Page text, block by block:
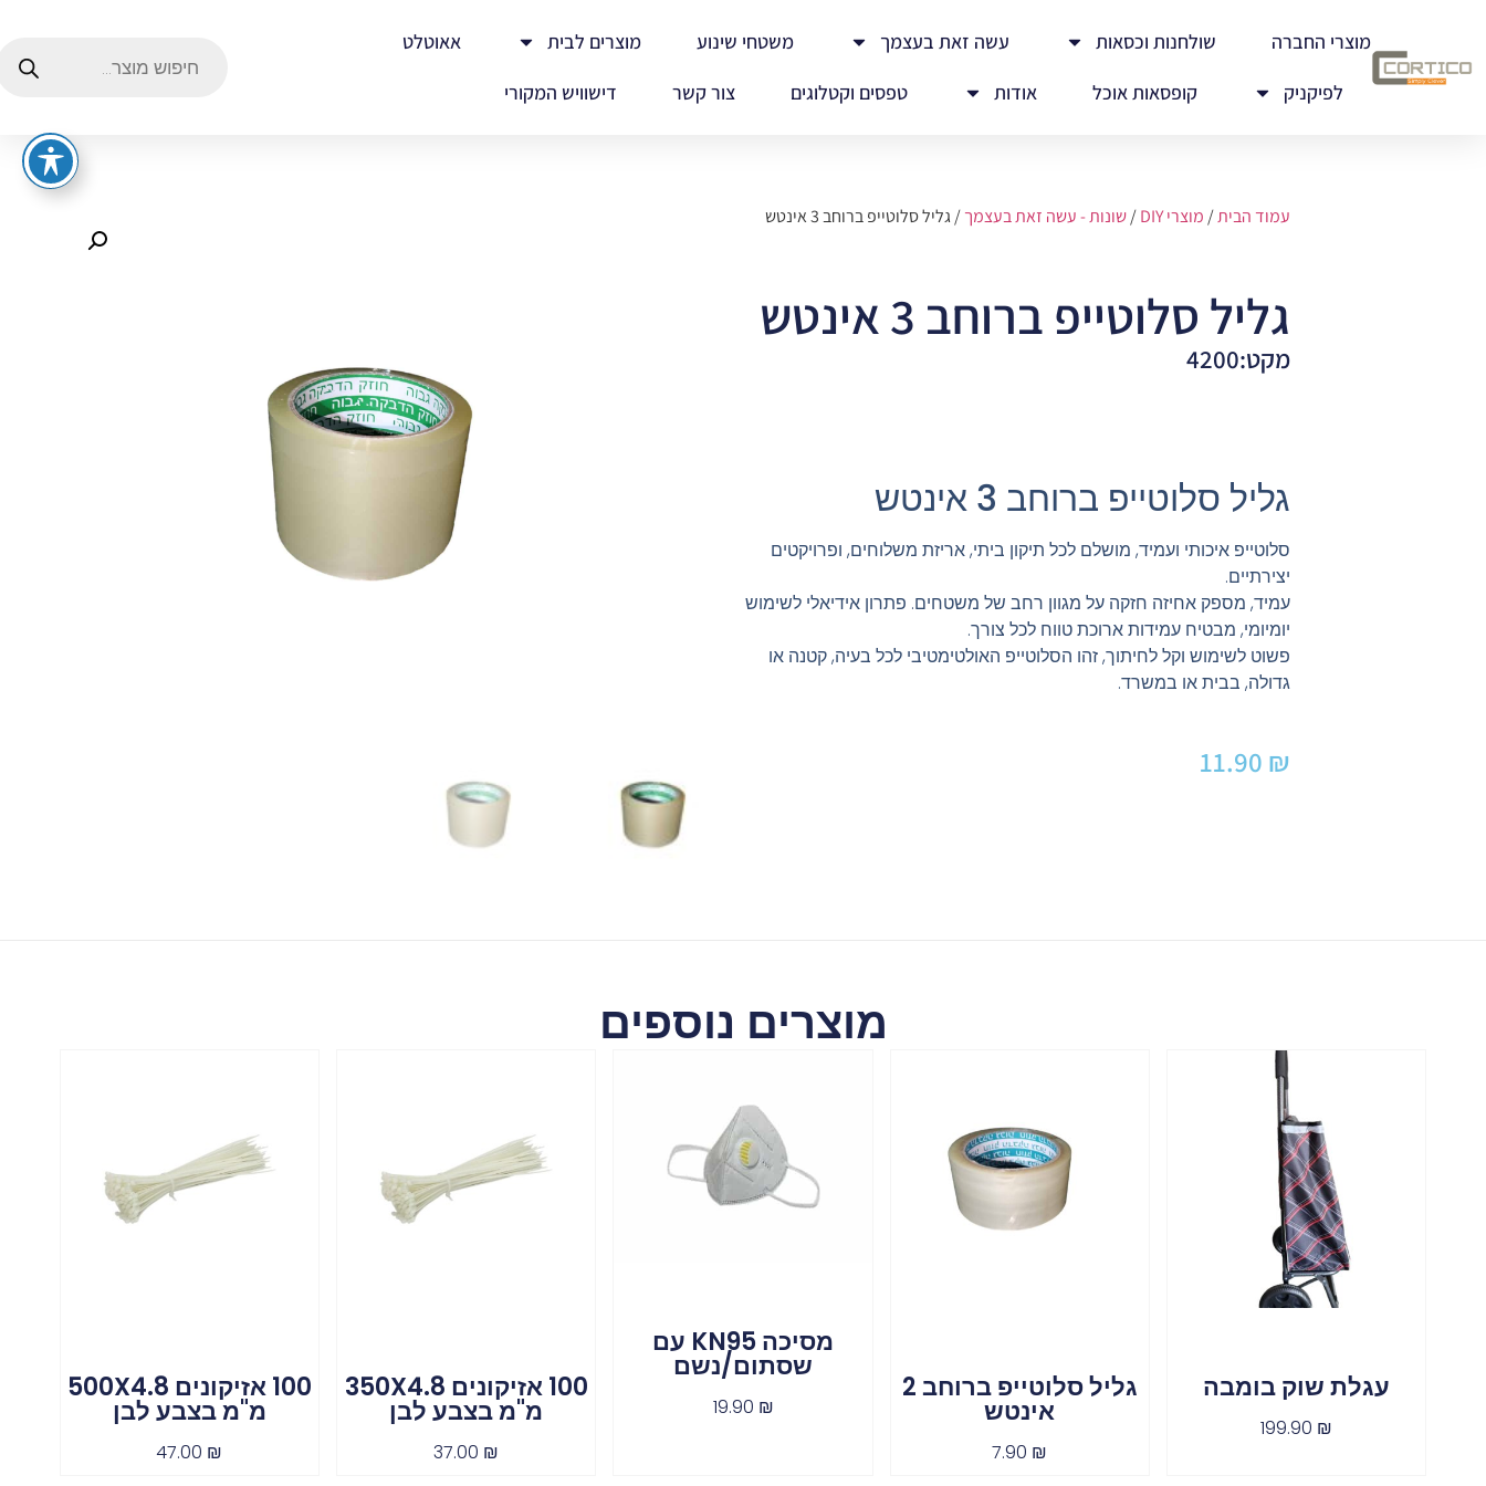
מוצרי החברה שולחנות וכסאות עשה זאת בעצמך משטחי שינוע מוצרים לבית
אאוטלט
לפיקניק
קופסאות אוכל אודות טפסים וקטלוגים צור קשר דישוויש המקורי
עמוד הבית/ מוצרי DIY /שונות - עשה זאת בעצמך/ גליל סלוטייפ ברוחב 3 אינטש
גליל סלוטייפ ברוחב 3 אינטש
מקט:4200
גליל סלוטייפ ברוחב 3 אינטש
סלוטייפ איכותי ועמיד, מושלם לכל תיקון ביתי, אריזת משלוחים, ופרויקטים
יצירתיים.
עמיד, מספק אחיזה חזקה על מגוון רחב של משטחים. פתרון אידיאלי לשימוש
יומיומי, מבטיח עמידות ארוכת טווח לכל צורך.
פשוט לשימוש וקל לחיתוך, זהו הסלוטייפ האולטימטיבי לכל בעיה, קטנה או
גדולה, בבית או במשרד.
11.90 ₪
מוצרים נוספים
עגלת שוק בומבה
199.90 ₪
גליל סלוטייפ ברוחב 2
אינטש
7.90 ₪
מסיכה KN95 עם
שסתום/נשם
19.90 ₪
100 אזיקונים 350X4.8
מ"מ בצבע לבן
37.00 ₪
100 אזיקונים 500X4.8
מ"מ בצבע לבן
47.00 ₪